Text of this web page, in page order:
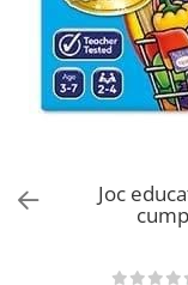
Diverse
Păpuși
Mașinuțe
5-7 Ani
Joc